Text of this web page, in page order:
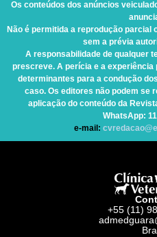
Os conteúdos dos anúncios
Não é permitida a reprodução parcial
sem a prévia
A responsabilidade de qualquer
prescreve. A perícia e a experiência
determinantes para a condução
caso. Os editores não podem se
aplicação do conteúdo da
WhatsApp:
e-mail:
+55 (11)